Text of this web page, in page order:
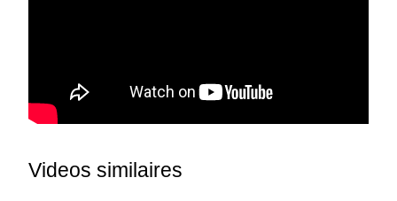
Videos similaires